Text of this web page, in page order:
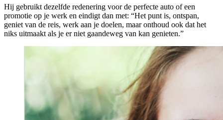
Hij gebruikt dezelfde redenering voor de perfecte auto of een
promotie op je werk en eindigt dan met: “Het punt is, ontspan,
geniet van de reis, werk aan je doelen, maar onthoud ook dat het
niks uitmaakt als je er niet gaandeweg van kan genieten.”